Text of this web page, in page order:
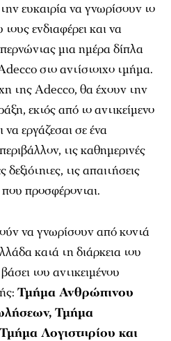
ευκαιρία να γνωρίσουν το
ενδιαφέρει και να
μια ημέρα δίπλα
στο αντίστοιχο τμήμα.
της Adecco, θα έχουν την
εκτός από το αντικείμενο
να εργάζεσαι σε ένα
τις καθημερινές
τις απαιτήσεις
που προσφέρονται.
να γνωρίσουν από κοντά
κατά τη διάρκεια του
του αντικειμένου
Τμήμα Ανθρώπινου
Τμήμα
Λογιστηρίου και